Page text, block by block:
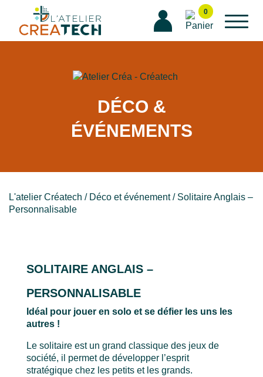
contenu
0
DÉCO &
ÉVÉNEMENTS
L'atelier Créatech / Déco et événement/ Solitaire Anglais –
Personnalisable
SOLITAIRE ANGLAIS –
PERSONNALISABLE
Idéal pour jouer en solo et se défier les uns les
autres !
Le solitaire est un grand classique des jeux de
société, il permet de développer l’esprit
stratégique chez les petits et les grands.